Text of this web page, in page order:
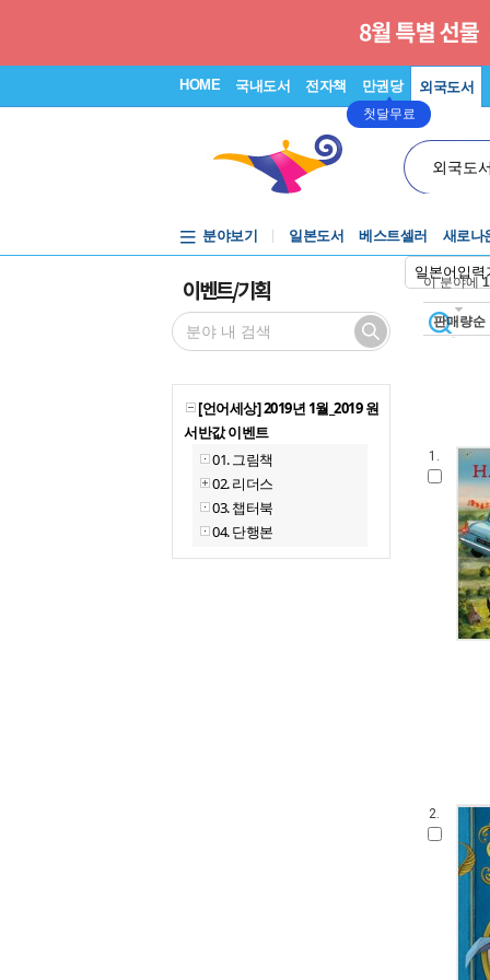
HOME 국내도서 전자책 만권당
첫달무료
외국도서
외국도
일본어입력
분야보기 일본도서 베스트셀러 새로나
이벤트/기획
[언어세상] 2019년 1월_2019 원
서반값 이벤트
01. 그림책
02. 리더스
03. 챕터북
04. 단행본
이 분야에
판매량순
1.
2.